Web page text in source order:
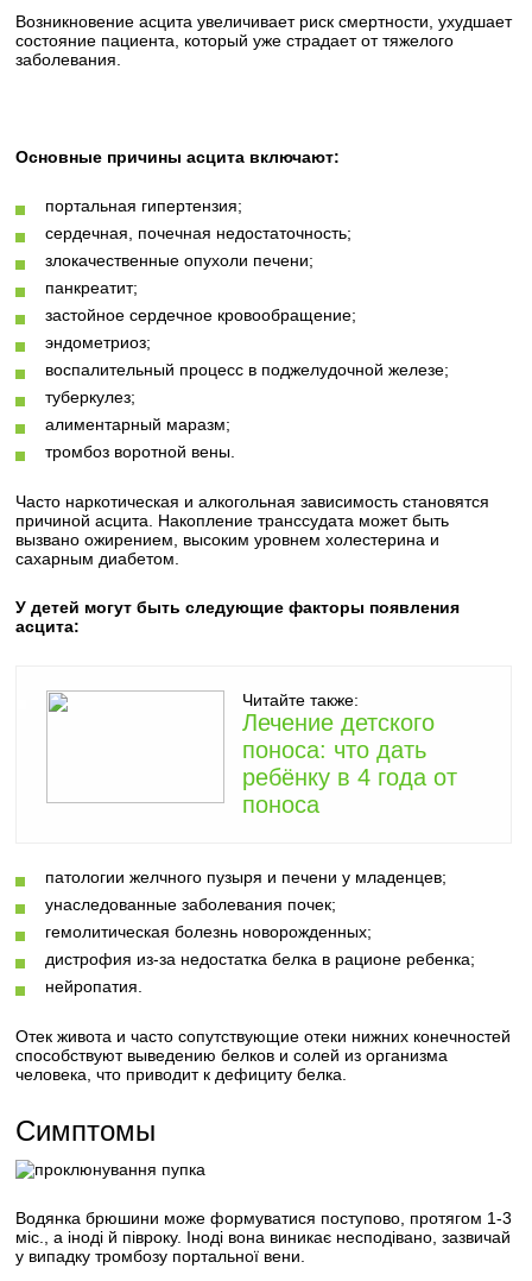
Возникновение асцита увеличивает риск смертности, ухудшает
состояние пациента, который уже страдает от тяжелого
заболевания.
Основные причины асцита включают:
портальная гипертензия;
сердечная, почечная недостаточность;
злокачественные опухоли печени;
панкреатит;
застойное сердечное кровообращение;
эндометриоз;
воспалительный процесс в поджелудочной железе;
туберкулез;
алиментарный маразм;
тромбоз воротной вены.
Часто наркотическая и алкогольная зависимость становятся
причиной асцита. Накопление транссудата может быть
вызвано ожирением, высоким уровнем холестерина и
сахарным диабетом.
У детей могут быть следующие факторы появления
асцита:
Читайте также:
Лечение детского
поноса: что дать
ребёнку в 4 года от
поноса
патологии желчного пузыря и печени у младенцев;
унаследованные заболевания почек;
гемолитическая болезнь новорожденных;
дистрофия из-за недостатка белка в рационе ребенка;
нейропатия.
Отек живота и часто сопутствующие отеки нижних конечностей
способствуют выведению белков и солей из организма
человека, что приводит к дефициту белка.
Симптомы
Водянка брюшини може формуватися поступово, протягом 1-3
міс., а іноді й півроку. Іноді вона виникає несподівано, зазвичай
у випадку тромбозу портальної вени.